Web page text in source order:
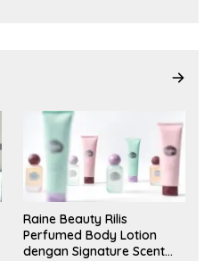
Raine Beauty Rilis
Perfumed Body Lotion
dengan Signature Scent